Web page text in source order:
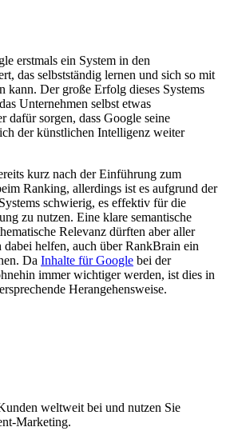
erstmals ein System in den
das selbstständig lernen und sich so mit
kann. Der große Erfolg dieses Systems
Unternehmen selbst etwas
dafür sorgen, dass Google seine
der künstlichen Intelligenz weiter
kurz nach der Einführung zum
Ranking, allerdings ist es aufgrund der
schwierig, es effektiv für die
zu nutzen. Eine klare semantische
Relevanz dürften aber aller
helfen, auch über RankBrain ein
Da Inhalte für Google bei der
immer wichtiger werden, ist dies in
Herangehensweise.
weltweit bei und nutzen Sie
Marketing.